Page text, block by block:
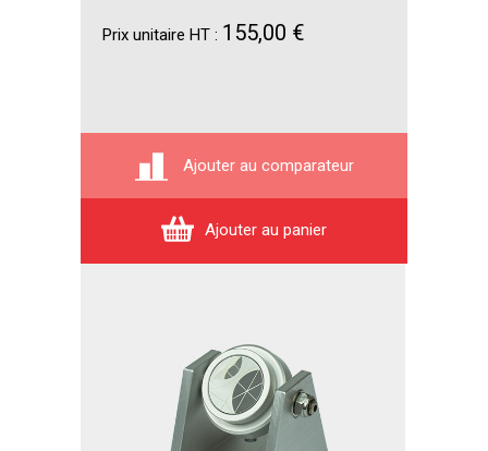
Prix unitaire HT : 155,00 €
Ajouter au comparateur
Ajouter au panier